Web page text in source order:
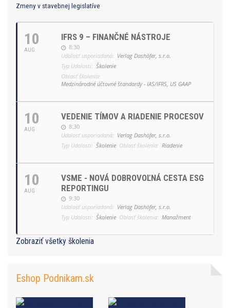
Zmeny v stavebnej legislatíve
10
AUG
IFRS 9 – FINANČNÉ NÁSTROJE
8:30
Udalosť usporiadaná: Verlag Dashöfer, s.r.o.
Typ Udalosti: Školenie
Oblasť školenia:
Medzinárodné účtovné štandardy - IAS/IFRS, US GAAP
10
AUG
VEDENIE TÍMOV A RIADENIE PROCESOV
8:30
Udalosť usporiadaná: Verlag Dashöfer, s.r.o.
Typ Udalosti: Školenie Oblasť školenia: Riadenie
10
AUG
VSME - NOVÁ DOBROVOĽNÁ CESTA ESG
REPORTINGU
9:30
Udalosť usporiadaná: Verlag Dashöfer, s.r.o.
Typ Udalosti: Školenie Oblasť školenia: Manažment
Zobraziť všetky školenia
Eshop Podnikam.sk